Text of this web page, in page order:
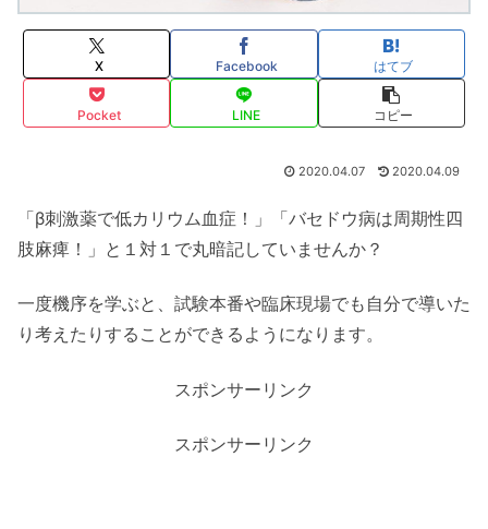
X Facebook はてブ
Pocket LINE コピー
2020.04.07 2020.04.09
「β刺激薬で低カリウム血症！」「バセドウ病は周期性四
肢麻痺！」と１対１で丸暗記していませんか？
一度機序を学ぶと、試験本番や臨床現場でも自分で導いた
り考えたりすることができるようになります。
スポンサーリンク
スポンサーリンク